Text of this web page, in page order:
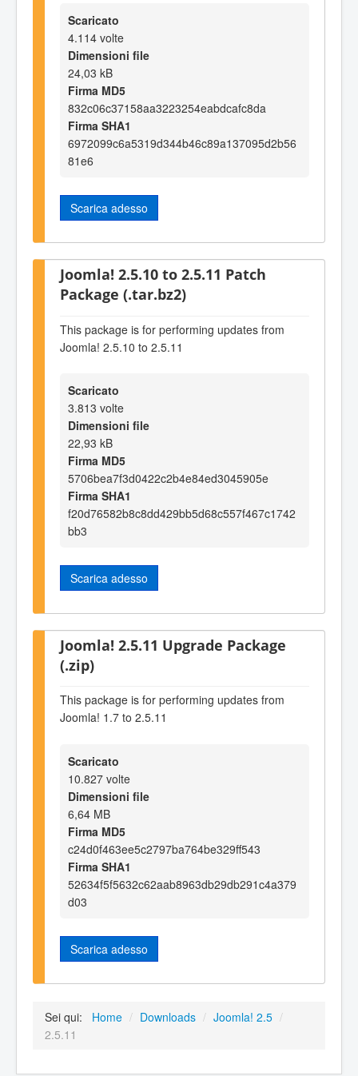
Scaricato
4.114 volte
Dimensioni file
24,03 kB
Firma MD5
832c06c37158aa3223254eabdcafc8da
Firma SHA1
6972099c6a5319d344b46c89a137095d2b56
81e6
Scarica adesso
Joomla! 2.5.10 to 2.5.11 Patch
Package (.tar.bz2)
This package is for performing updates from
Joomla! 2.5.10 to 2.5.11
Scaricato
3.813 volte
Dimensioni file
22,93 kB
Firma MD5
5706bea7f3d0422c2b4e84ed3045905e
Firma SHA1
f20d76582b8c8dd429bb5d68c557f467c1742
bb3
Scarica adesso
Joomla! 2.5.11 Upgrade Package
(.zip)
This package is for performing updates from
Joomla! 1.7 to 2.5.11
Scaricato
10.827 volte
Dimensioni file
6,64 MB
Firma MD5
c24d0f463ee5c2797ba764be329ff543
Firma SHA1
52634f5f5632c62aab8963db29db291c4a379
d03
Scarica adesso
Sei qui: Home / Downloads / Joomla! 2.5 /
2.5.11